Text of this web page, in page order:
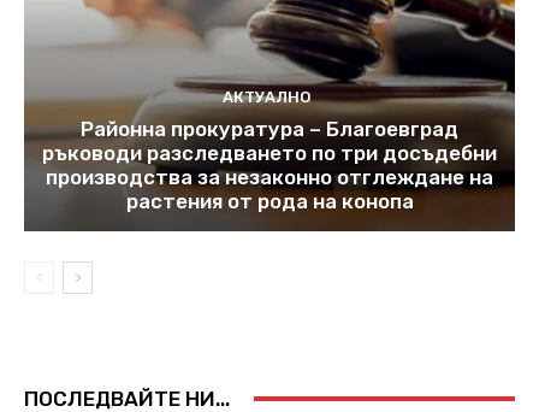
АКТУАЛНО
Районна прокуратура – Благоевград
ръководи разследването по три досъдебни
производства за незаконно отглеждане на
растения от рода на конопа
ПОСЛЕДВАЙТЕ НИ...